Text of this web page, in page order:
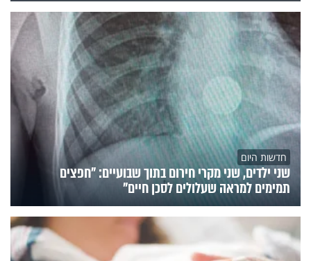
חדשות היום
שני ילדים, שני מקרי חירום בתוך שבועיים: "חפצים
תמימים למראה שעלולים לסכן חיים"